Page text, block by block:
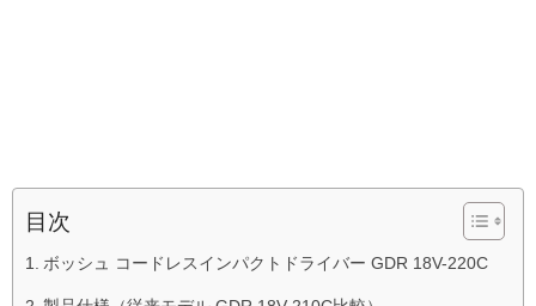
目次
ボッシュ コードレスインパクトドライバー GDR 18V-220C